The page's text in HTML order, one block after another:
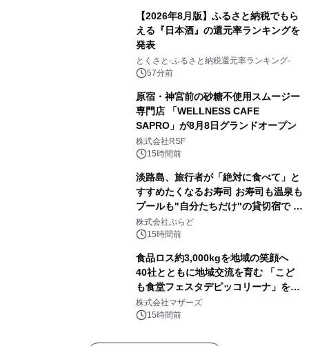
販売開始
【2026年8月版】ふるさと納税でもら
える『日本酒』の還元率ランキングを
発表
とくさと-ふるさと納税還元率ランキング-
57分前
原宿・神宮前の砂糖不使用スムージー
専門店 「WELLNESS CAFE
SAPRO」が8月8日グランドオープン
株式会社RSF
15時間前
淡路島、旅行者が「絶対に食べて」と
すすめたくなるお寿司 お寿司も温泉も
プールも"自分たちだけ"の貸切宿で 1
日1組限定「岩屋温泉 絵島別庭 海と
森」の握り寿司プラン
株式会社ぷらど
15時間前
食品ロス約3,000kgを地域の笑顔へ
40社とともに地域交流を育む 「こど
も食堂フェスタデピッコリーナ」を9
月5日(土)開催
株式会社マザーズ
15時間前